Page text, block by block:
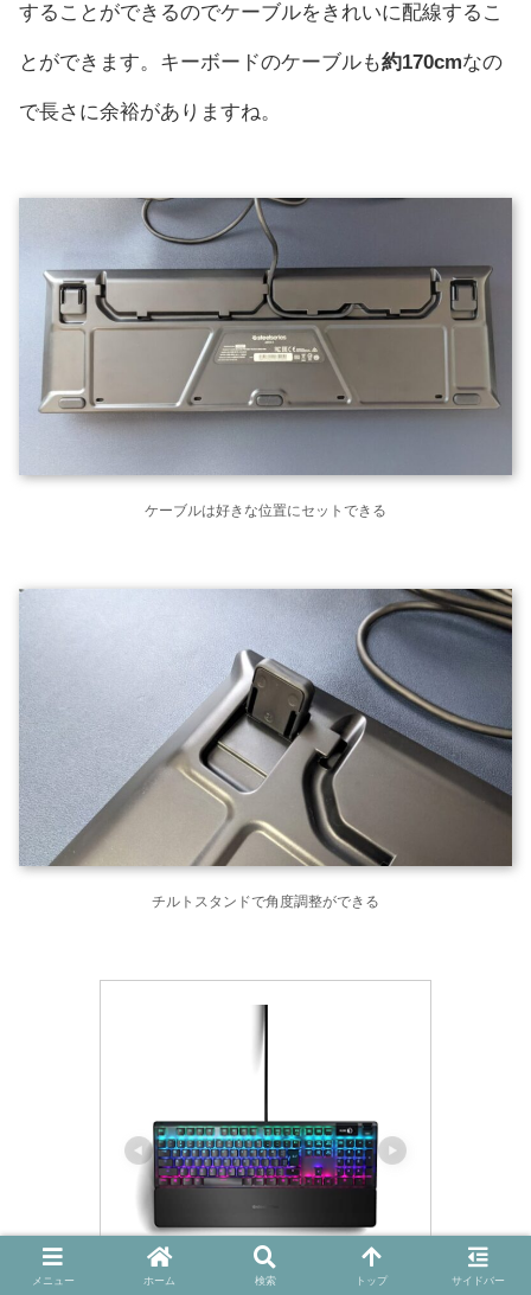
することができるのでケーブルをきれいに配線するこ
とができます。キーボードのケーブルも約170cmなの
で長さに余裕がありますね。
ケーブルは好きな位置にセットできる
チルトスタンドで角度調整ができる
メニュー ホーム 検索 トップ サイドバー